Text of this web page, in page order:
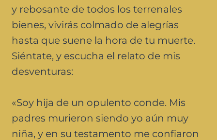
y rebosante de todos los terrenales
bienes, vivirás colmado de alegrías
hasta que suene la hora de tu muerte.
Siéntate, y escucha el relato de mis
desventuras:
«Soy hija de un opulento conde. Mis
padres murieron siendo yo aún muy
niña, y en su testamento me confiaron